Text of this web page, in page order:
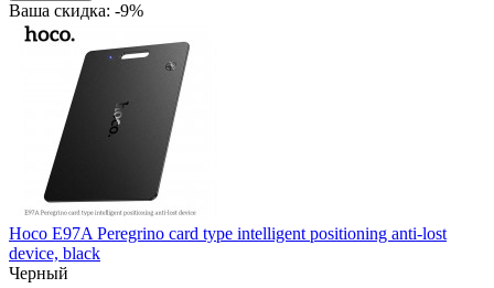
Ваша скидка: -9%
Hoco E97A Peregrino card type intelligent positioning anti-lost
device, black
Черный